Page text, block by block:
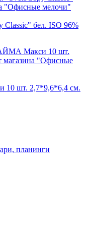
Classic" бел. ISO 96%
10 шт. 2,7*9,6*6,4 см.
планинги